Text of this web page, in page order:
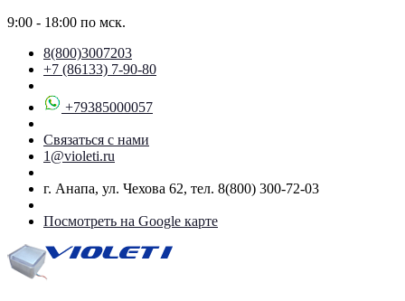
9:00 - 18:00 по мск.
8(800)3007203
+7 (86133) 7-90-80
+79385000057
Связаться с нами
1@violeti.ru
г. Анапа, ул. Чехова 62, тел. 8(800) 300-72-03
Посмотреть на Google карте